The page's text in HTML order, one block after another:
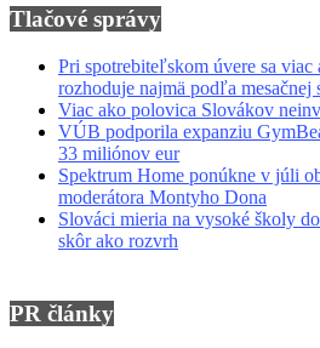
Tlačové správy
Pri spotrebiteľskom úvere sa
rozhoduje najmä podľa mesačnej
Viac ako polovica Slovákov
VÚB podporila expanziu
33 miliónov eur
Spektrum Home ponúkne v júli
moderátora Montyho Dona
Slováci mieria na vysoké školy
skôr ako rozvrh
PR články